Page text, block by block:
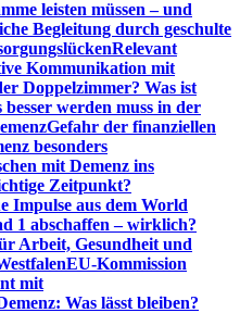
leisten müssen – und
Begleitung durch geschulte
Relevant
Kommunikation mit
Doppelzimmer? Was ist
werden muss in der
Gefahr der finanziellen
besonders
mit Demenz ins
Zeitpunkt?
Impulse aus dem World
1 abschaffen – wirklich?
Arbeit, Gesundheit und
EU-Kommission
mit
Was lässt bleiben?